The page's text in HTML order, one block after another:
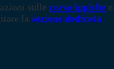
sulle corse ippiche e
la sezione dedicata